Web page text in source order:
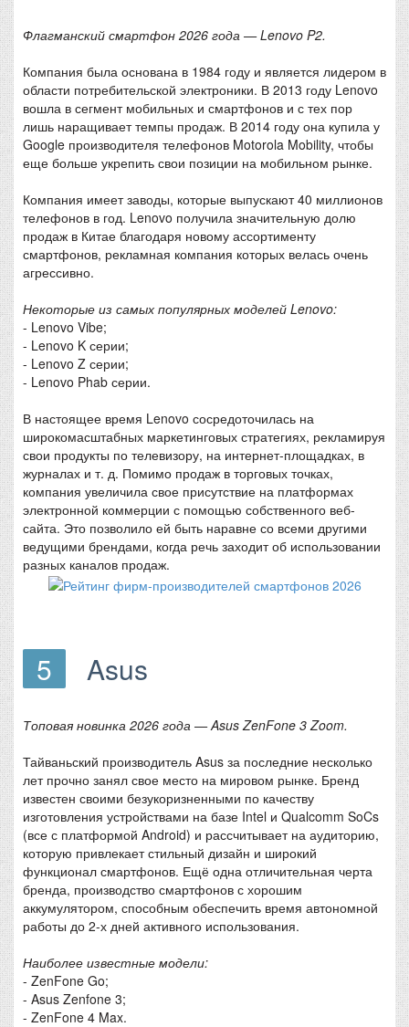
Флагманский смартфон 2026 года — Lenovo P2.
Компания была основана в 1984 году и является лидером в
области потребительской электроники. В 2013 году Lenovo
вошла в сегмент мобильных и смартфонов и с тех пор
лишь наращивает темпы продаж. В 2014 году она купила у
Google производителя телефонов Motorola Mobility, чтобы
еще больше укрепить свои позиции на мобильном рынке.
Компания имеет заводы, которые выпускают 40 миллионов
телефонов в год. Lenovo получила значительную долю
продаж в Китае благодаря новому ассортименту
смартфонов, рекламная компания которых велась очень
агрессивно.
Некоторые из самых популярных моделей Lenovo:
- Lenovo Vibe;
- Lenovo K серии;
- Lenovo Z серии;
- Lenovo Phab серии.
В настоящее время Lenovo сосредоточилась на
широкомасштабных маркетинговых стратегиях, рекламируя
свои продукты по телевизору, на интернет-площадках, в
журналах и т. д. Помимо продаж в торговых точках,
компания увеличила свое присутствие на платформах
электронной коммерции с помощью собственного веб-
сайта. Это позволило ей быть наравне со всеми другими
ведущими брендами, когда речь заходит об использовании
разных каналов продаж.
5 Asus
Топовая новинка 2026 года — Asus ZenFone 3 Zoom.
Тайваньский производитель Asus за последние несколько
лет прочно занял свое место на мировом рынке. Бренд
известен своими безукоризненными по качеству
изготовления устройствами на базе Intel и Qualcomm SoCs
(все с платформой Android) и рассчитывает на аудиторию,
которую привлекает стильный дизайн и широкий
функционал смартфонов. Ещё одна отличительная черта
бренда, производство смартфонов с хорошим
аккумулятором, способным обеспечить время автономной
работы до 2-х дней активного использования.
Наиболее известные модели:
- ZenFone Go;
- Asus Zenfone 3;
- ZenFone 4 Max.